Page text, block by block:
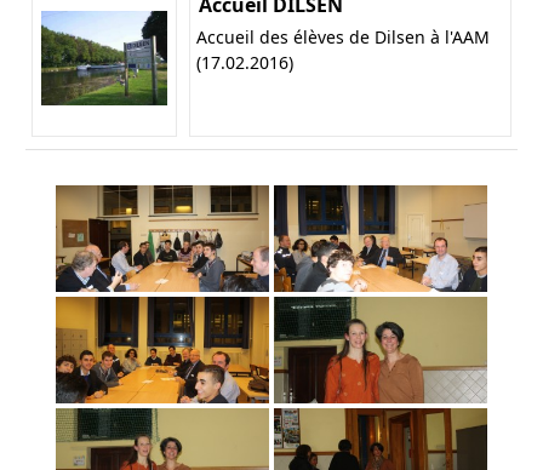
Accueil des élèves de Dilsen à l'AAM
(17.02.2016)